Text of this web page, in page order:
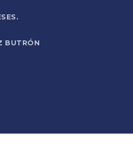
BUTRÓN